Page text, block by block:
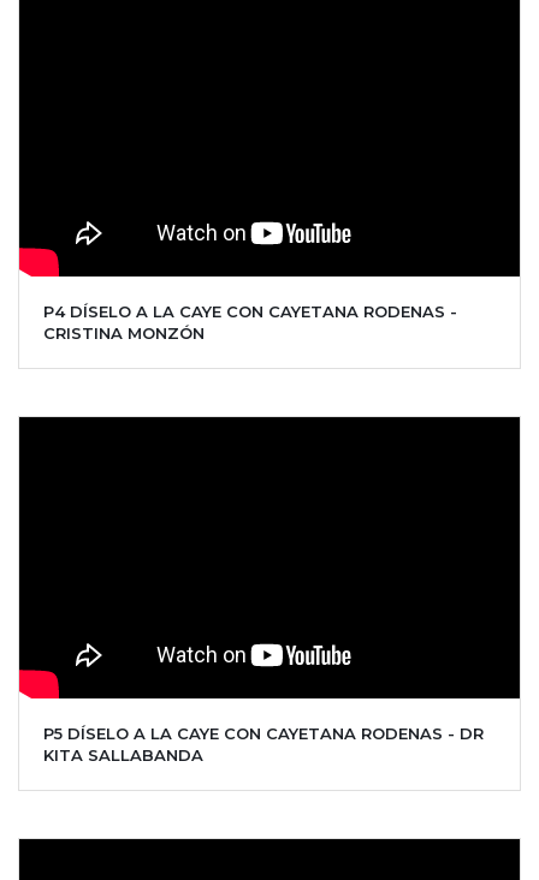
P4 DÍSELO A LA CAYE CON CAYETANA RODENAS -
CRISTINA MONZÓN
P5 DÍSELO A LA CAYE CON CAYETANA RODENAS - DR
KITA SALLABANDA